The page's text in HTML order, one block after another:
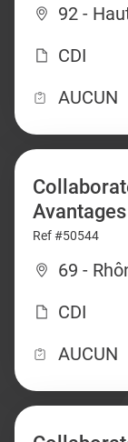
92 -
CDI
AUCUN
Ref #50544
69 -
CDI
AUCUN